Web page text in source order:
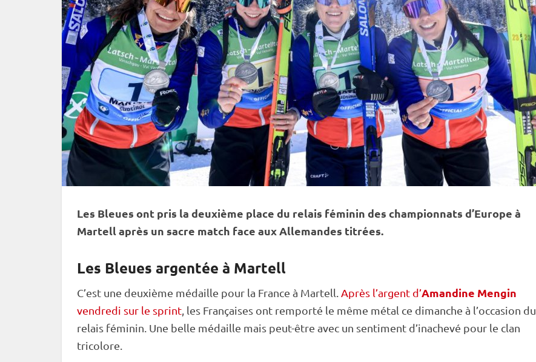
Les Bleues ont pris la deuxième place du relais féminin des championnats d’Europe à
Martell après un sacre match face aux Allemandes titrées.
Les Bleues argentée à Martell
C’est une deuxième médaille pour la France à Martell. Après l’argent d’Amandine Mengin
vendredi sur le sprint , les Françaises ont remporté le même métal ce dimanche à l’occasion du
relais féminin. Une belle médaille mais peut-être avec un sentiment d’inachevé pour le clan
tricolore.